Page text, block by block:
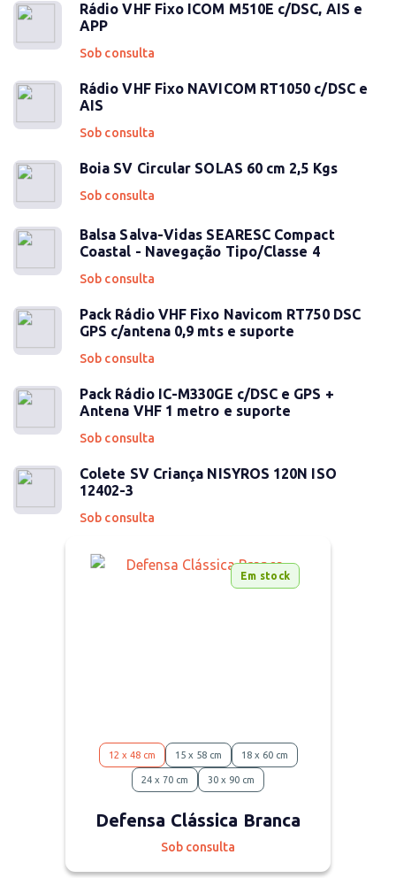
Rádio VHF Fixo ICOM M510E c/DSC, AIS e
APP
Sob consulta
Rádio VHF Fixo NAVICOM RT1050 c/DSC e
AIS
Sob consulta
Boia SV Circular SOLAS 60 cm 2,5 Kgs
Sob consulta
Balsa Salva-Vidas SEARESC Compact
Coastal - Navegação Tipo/Classe 4
Sob consulta
Pack Rádio VHF Fixo Navicom RT750 DSC
GPS c/antena 0,9 mts e suporte
Sob consulta
Pack Rádio IC-M330GE c/DSC e GPS +
Antena VHF 1 metro e suporte
Sob consulta
Colete SV Criança NISYROS 120N ISO
12402-3
Sob consulta
Em stock
12 x 48 cm 15 x 58 cm 18 x 60 cm
24 x 70 cm 30 x 90 cm
Defensa Clássica Branca
Sob consulta